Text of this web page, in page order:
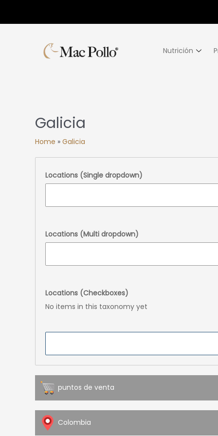
Nutrición
Galicia
Home » Galicia
Locations (Single dropdown)
Locations (Multi dropdown)
Locations (Checkboxes)
No items in this taxonomy yet
puntos de venta
Colombia